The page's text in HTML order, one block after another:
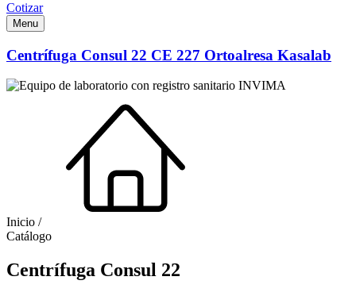
Cotizar
Menu
Centrífuga Consul 22 CE 227 Ortoalresa Kasalab
Inicio /
Catálogo
Centrífuga Consul 22